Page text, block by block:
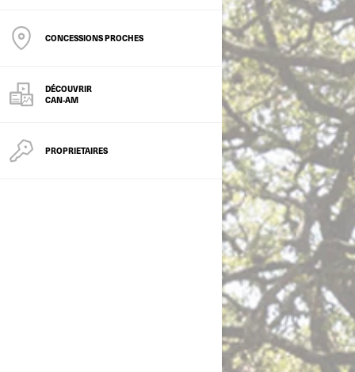
CONCESSIONS PROCHES
DÉCOUVRIR
CAN-AM
PROPRIETAIRES